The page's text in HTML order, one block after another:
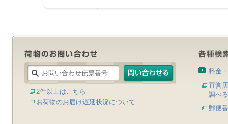
2件以上はこちら
お荷物のお届け遅延状況について
料金
直営
調べる
郵便